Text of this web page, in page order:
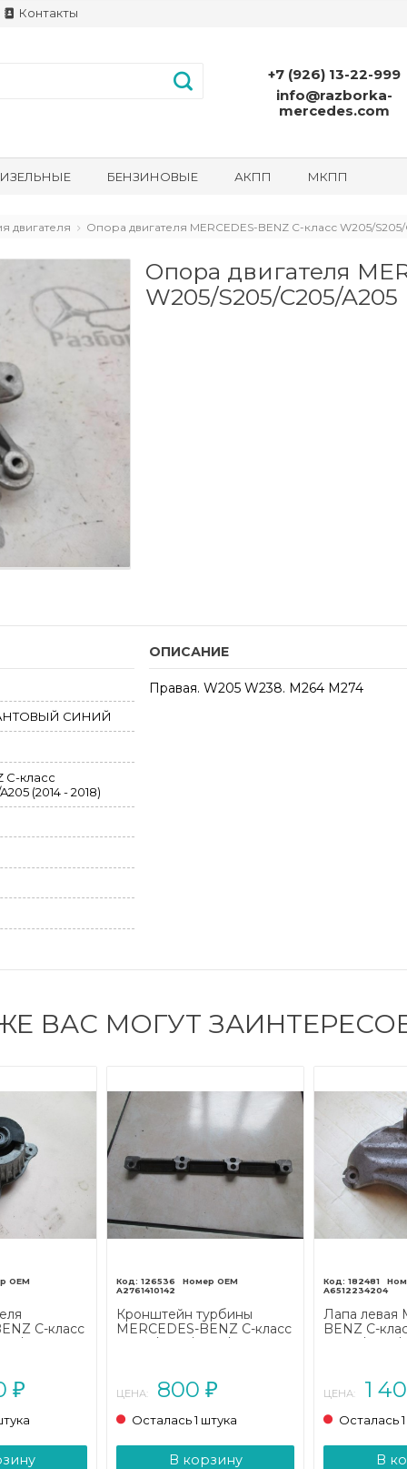
Контакты
+7 (926) 13-22-999
info@razborka-
mercedes.com
БЕНЗИНОВЫЕ АКПП МКПП
двигателя Опора двигателя MERCEDES-BENZ C-класс W205/
Опора двигателя
W205/S205/C205/A205
СИНИЙ
C-класс
(2014 - 2018)
ОПИСАНИЕ
Правая. W205 W238. M264 M274
ВАС МОГУТ
C-класс
A205
₽
126536
A2761410142
Кронштейн турбины
MERCEDES-BENZ C-класс
W205/S205/C205/A205
ЦЕНА: 800 ₽
Осталась 1 штука
В корзину
182481
A6512234204
Лапа левая
BENZ C-
W205/S205/
ЦЕНА: 1
Осталась
В